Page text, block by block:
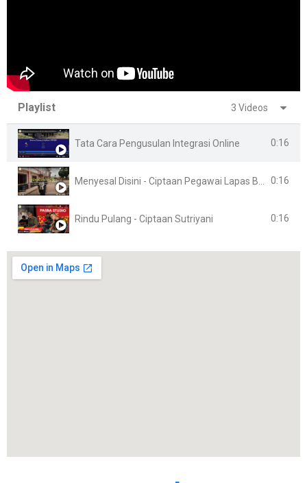
Playlist 3 Videos
Tata Cara Pengusulan Integrasi Online 0:16
0:16
Rindu Pulang - Ciptaan Sutriyani 0:16